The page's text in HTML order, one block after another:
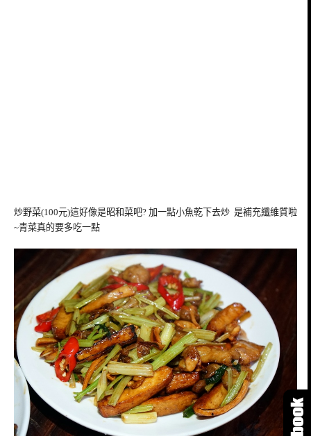
炒野菜(100元)這好像是昭和菜吧? 加一點小魚乾下去炒 是補充纖維質啦
~青菜真的要多吃一點